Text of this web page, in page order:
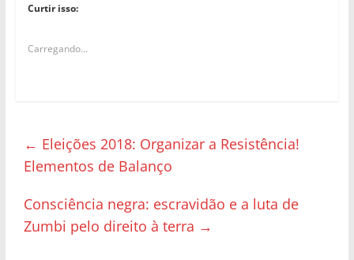
Curtir isso:
Carregando...
← Eleições 2018: Organizar a Resistência!
Elementos de Balanço
Consciência negra: escravidão e a luta de
Zumbi pelo direito à terra →